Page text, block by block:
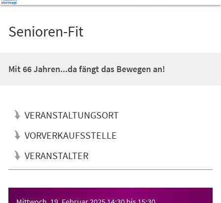
Senioren-Fit
Mit 66 Jahren...da fängt das Bewegen an!
VERANSTALTUNGSORT
VORVERKAUFSSTELLE
VERANSTALTER